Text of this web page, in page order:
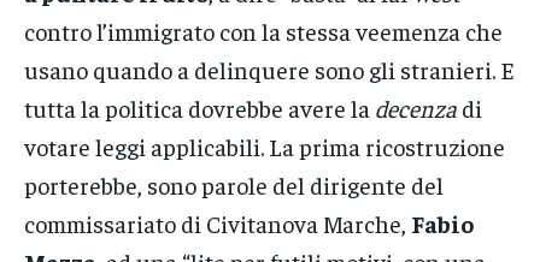
contro l’immigrato con la stessa veemenza che
usano quando a delinquere sono gli stranieri. E
tutta la politica dovrebbe avere la decenza di
votare leggi applicabili. La prima ricostruzione
porterebbe, sono parole del dirigente del
commissariato di Civitanova Marche, Fabio